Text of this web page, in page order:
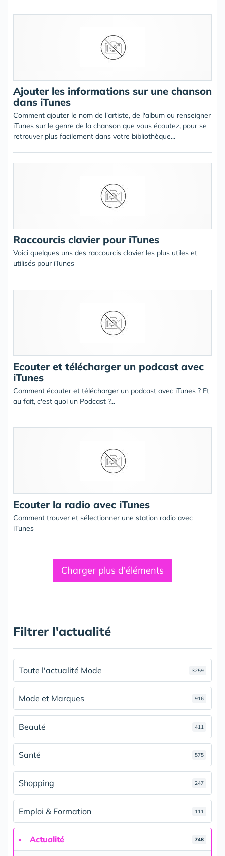
Ajouter les informations sur une chanson
dans iTunes
Comment ajouter le nom de l'artiste, de l'album ou renseigner
iTunes sur le genre de la chanson que vous écoutez, pour se
retrouver plus facilement dans votre bibliothèque...
Raccourcis clavier pour iTunes
Voici quelques uns des raccourcis clavier les plus utiles et
utilisés pour iTunes
Ecouter et télécharger un podcast avec
iTunes
Comment écouter et télécharger un podcast avec iTunes ? Et
au fait, c'est quoi un Podcast ?...
Ecouter la radio avec iTunes
Comment trouver et sélectionner une station radio avec
iTunes
Charger plus d'éléments
Filtrer l'actualité
Toute l'actualité Mode 3259
Mode et Marques 916
Beauté 411
Santé 575
Shopping 247
Emploi & Formation 111
Actualité 748